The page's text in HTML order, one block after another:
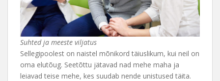
Suhted ja meeste viljatus
Sellegipoolest on naistel mõnikord täiuslikum, kui neil on
oma elutõug. Seetõttu jätavad nad mehe maha ja
leiavad teise mehe, kes suudab nende unistused täita.